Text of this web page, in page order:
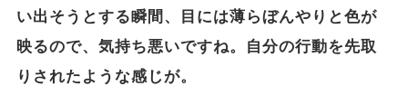
い出そうとする瞬間、目には薄らぼんやりと色が
映るので、気持ち悪いですね。自分の行動を先取
りされたような感じが。